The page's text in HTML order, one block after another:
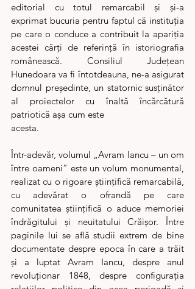
editorial cu totul remarcabil și și-a
exprimat bucuria pentru faptul că instituția
pe care o conduce a contribuit la apariția
acestei cărți de referință în istoriografia
românească. Consiliul Județean
Hunedoara va fi întotdeauna, ne-a asigurat
domnul președinte, un statornic susținător
al proiectelor cu înaltă încărcătură
patriotică așa cum este
acesta.
Într-adevăr, volumul „Avram Iancu – un om
între oameni” este un volum monumental,
realizat cu o rigoare științifică remarcabilă,
cu adevărat o ofrandă pe care
comunitatea științifică o aduce memoriei
îndrăgitului și neuitatului Crăișor. Între
paginile lui se află studii extrem de bine
documentate despre epoca în care a trăit
și a luptat Avram Iancu, despre anul
revoluționar 1848, despre configurația